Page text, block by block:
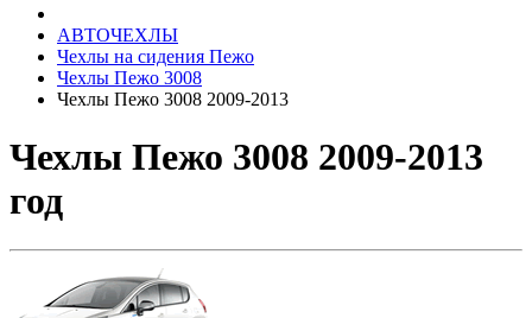
АВТОЧЕХЛЫ
Чехлы на сидения Пежо
Чехлы Пежо 3008
Чехлы Пежо 3008 2009-2013
Чехлы Пежо 3008 2009-2013
год